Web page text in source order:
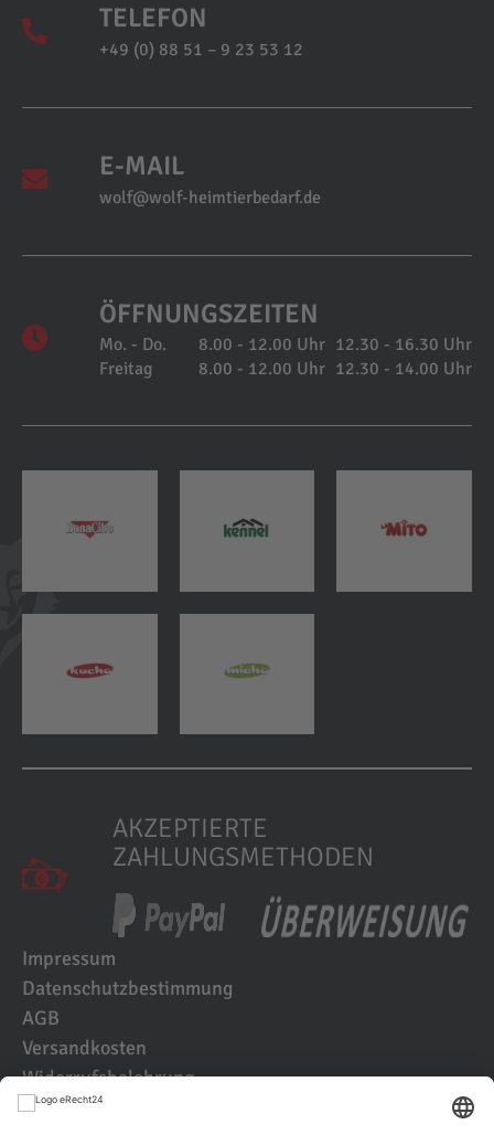
TELEFON
+49 (0) 88 51 – 9 23 53 12
E-MAIL
wolf@wolf-heimtierbedarf.de
ÖFFNUNGSZEITEN
Mo. - Do. 8.00 - 12.00 Uhr 12.30 - 16.30 Uhr
Freitag
8.00 - 12.00 Uhr 12.30 - 14.00 Uhr
AKZEPTIERTE
ZAHLUNGSMETHODEN
Impressum
Datenschutzbestimmung
AGB
Versandkosten
Widerrufsbelehrung
Kundenbewertungen